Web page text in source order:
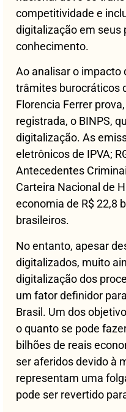
competitividade e
digitalização em seus
conhecimento.
Ao analisar o impacto
trâmites burocráticos
Florencia Ferrer
registrada, o BINPS,
digitalização. As
eletrônicos de IPVA;
Antecedentes
Carteira Nacional de
economia de R$ 22,8
brasileiros.
No entanto, apesar
digitalizados, muito
digitalização dos
um fator definidor
Brasil. Um dos
o quanto se pode
bilhões de reais
ser aferidos devido à
representam uma
pode ser revertido